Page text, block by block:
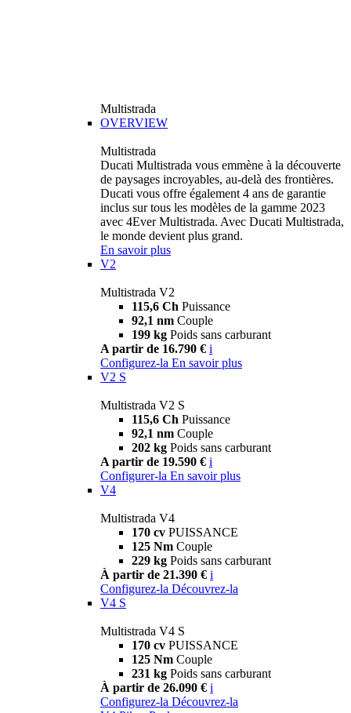
Multistrada
OVERVIEW
Multistrada
Ducati Multistrada vous emmène à la découverte
de paysages incroyables, au-delà des frontières.
Ducati vous offre également 4 ans de garantie
inclus sur tous les modèles de la gamme 2023
avec 4Ever Multistrada. Avec Ducati Multistrada,
le monde devient plus grand.
En savoir plus
V2
Multistrada V2
115,6 Ch Puissance
92,1 nm Couple
199 kg Poids sans carburant
A partir de 16.790 € i
Configurez-la En savoir plus
V2 S
Multistrada V2 S
115,6 Ch Puissance
92,1 nm Couple
202 kg Poids sans carburant
A partir de 19.590 € i
Configurer-la En savoir plus
V4
Multistrada V4
170 cv PUISSANCE
125 Nm Couple
229 kg Poids sans carburant
À partir de 21.390 € i
Configurez-la Découvrez-la
V4 S
Multistrada V4 S
170 cv PUISSANCE
125 Nm Couple
231 kg Poids sans carburant
À partir de 26.090 € i
Configurez-la Découvrez-la